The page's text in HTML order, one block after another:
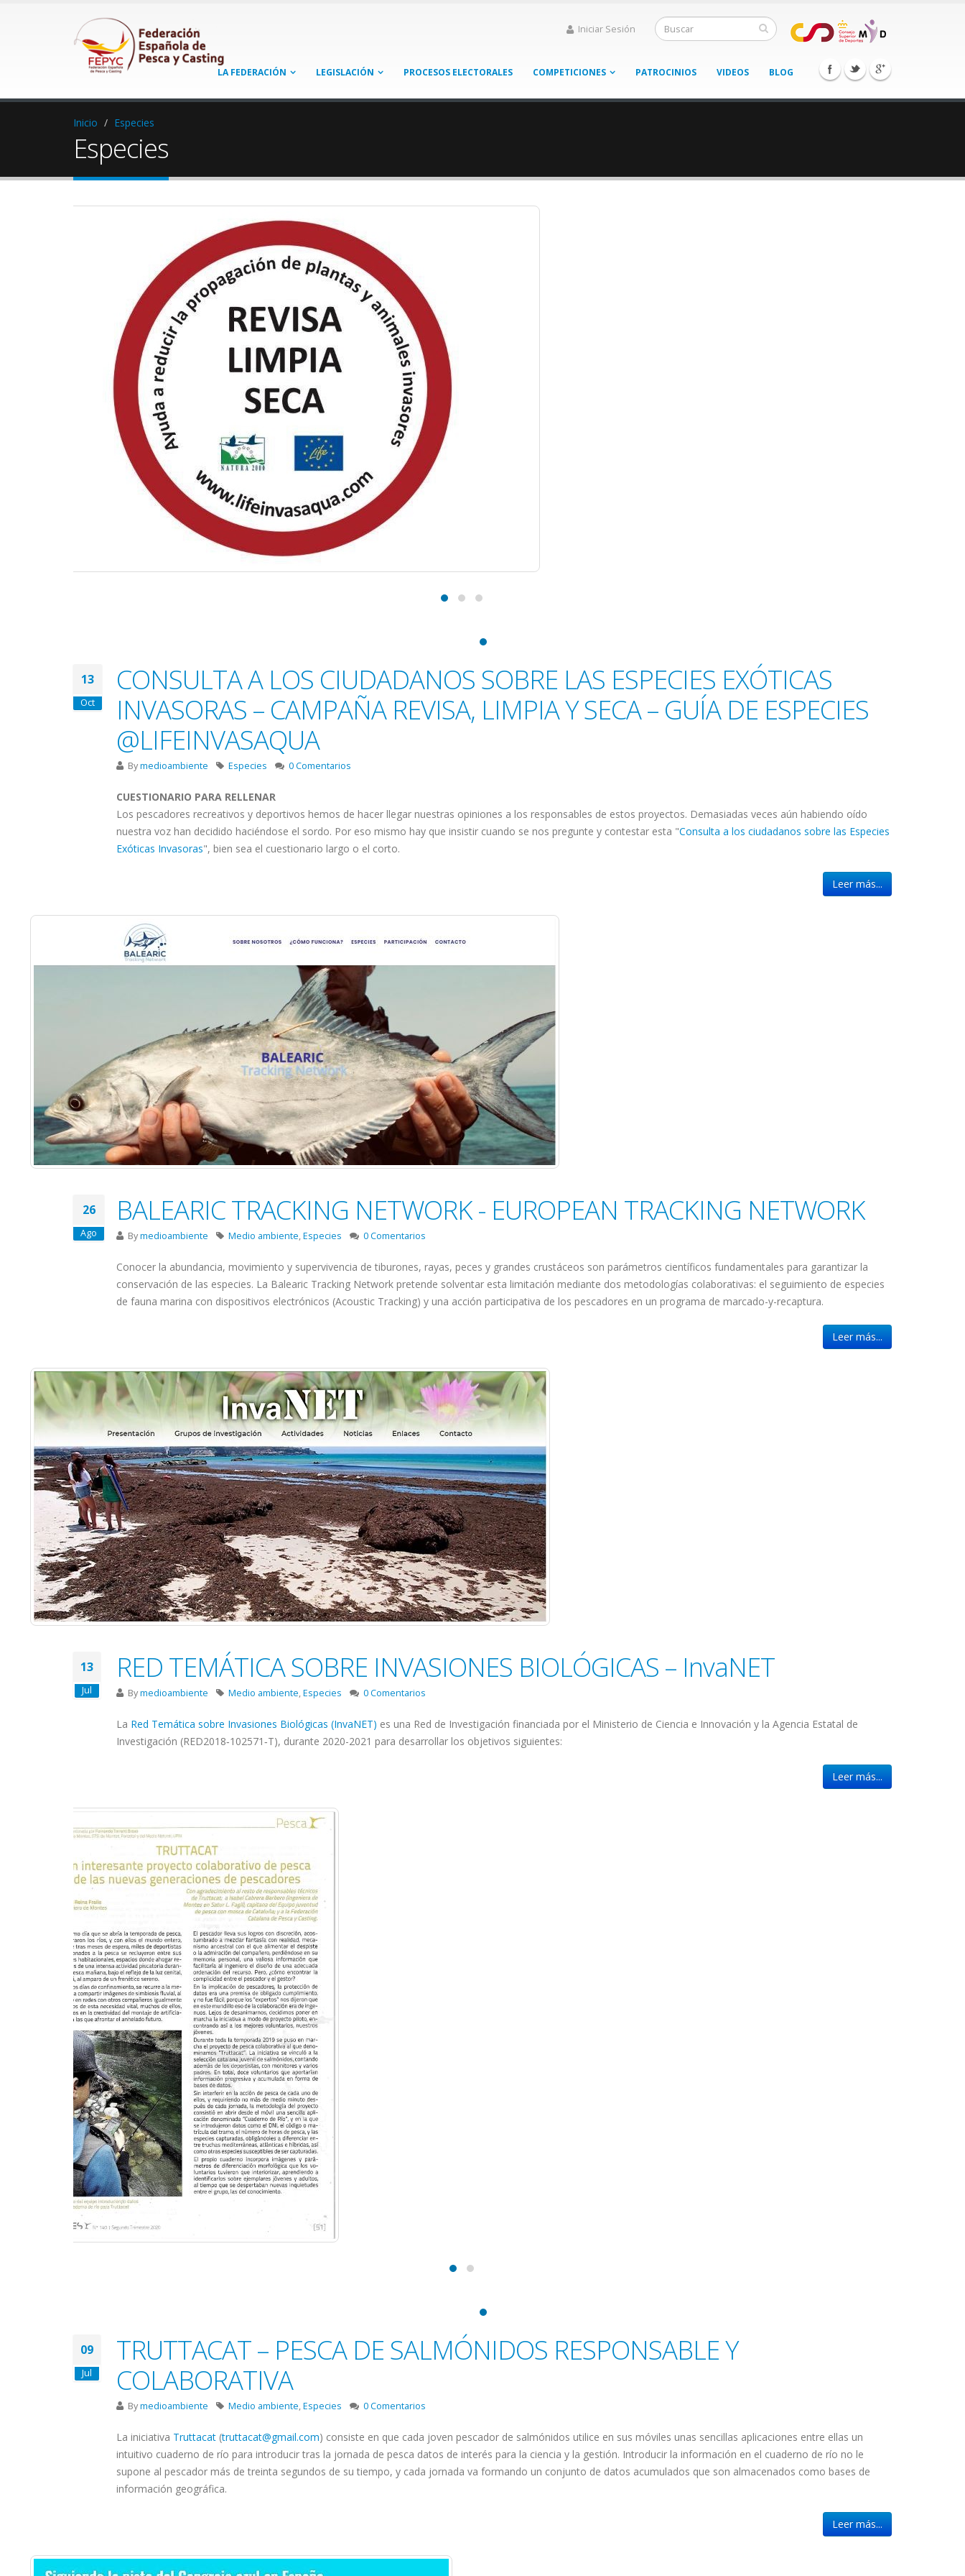
Iniciar Sesión
LA FEDERACIÓN LEGISLACIÓN PROCESOS ELECTORALES COMPETICIONES PATROCINIOS VIDEOS BLOG
Inicio Especies
Especies
13
Oct
CONSULTA A LOS CIUDADANOS SOBRE LAS ESPECIES EXÓTICAS
INVASORAS – CAMPAÑA REVISA, LIMPIA Y SECA – GUÍA DE ESPECIES
@LIFEINVASAQUA
Bymedioambiente Especies 0 Comentarios
CUESTIONARIO PARA RELLENAR
Los pescadores recreativos y deportivos hemos de hacer llegar nuestras opiniones a los responsables de estos proyectos. Demasiadas veces aún habiendo oído
nuestra voz han decidido haciéndose el sordo. Por eso mismo hay que insistir cuando se nos pregunte y contestar esta "Consulta a los ciudadanos sobre las Especies
Exóticas Invasoras", bien sea el cuestionario largo o el corto.
Leer más...
26
Ago
BALEARIC TRACKING NETWORK - EUROPEAN TRACKING NETWORK
Bymedioambiente Medio ambiente,Especies 0 Comentarios
Conocer la abundancia, movimiento y supervivencia de tiburones, rayas, peces y grandes crustáceos son parámetros científicos fundamentales para garantizar la
conservación de las especies. La Balearic Tracking Network pretende solventar esta limitación mediante dos metodologías colaborativas: el seguimiento de especies
de fauna marina con dispositivos electrónicos (Acoustic Tracking) y una acción participativa de los pescadores en un programa de marcado-y-recaptura.
Leer más...
13
Jul
RED TEMÁTICA SOBRE INVASIONES BIOLÓGICAS – InvaNET
Bymedioambiente Medio ambiente,Especies 0 Comentarios
La Red Temática sobre Invasiones Biológicas (InvaNET) es una Red de Investigación financiada por el Ministerio de Ciencia e Innovación y la Agencia Estatal de
Investigación (RED2018‐102571‐T), durante 2020-2021 para desarrollar los objetivos siguientes:
Leer más...
09
Jul
TRUTTACAT – PESCA DE SALMÓNIDOS RESPONSABLE Y
COLABORATIVA
Bymedioambiente Medio ambiente,Especies 0 Comentarios
La iniciativa Truttacat (truttacat@gmail.com) consiste en que cada joven pescador de salmónidos utilice en sus móviles unas sencillas aplicaciones entre ellas un
intuitivo cuaderno de río para introducir tras la jornada de pesca datos de interés para la ciencia y la gestión. Introducir la información en el cuaderno de río no le
supone al pescador más de treinta segundos de su tiempo, y cada jornada va formando un conjunto de datos acumulados que son almacenados como bases de
información geográfica.
Leer más...